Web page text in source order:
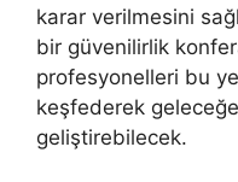
karar verilmesini
bir güvenilirlik
profesyonelleri bu
keşfederek
geliştirebilecek.